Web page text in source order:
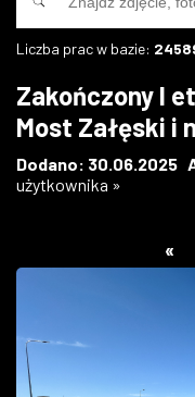
IMPREZY
W KINACH
GASTRONOMIA
Liczba prac w bazie:
Zakończony I
Most Załęski i
Dodano: 30.06.2025
użytkownika »
«